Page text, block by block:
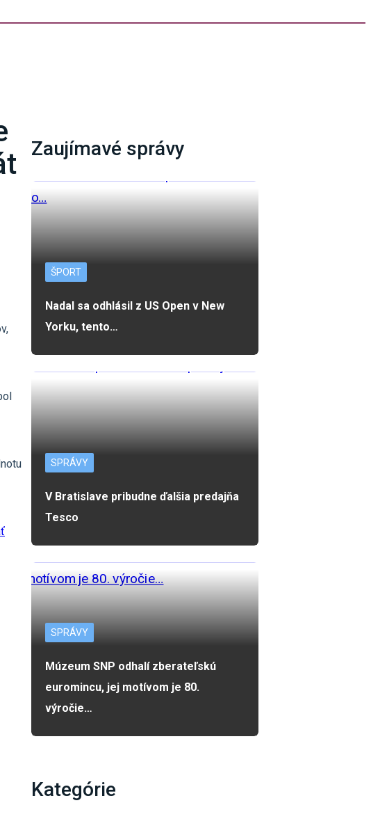
Zaujímavé správy
ŠPORT
Nadal sa odhlásil z US Open v New
Yorku, tento…
SPRÁVY
V Bratislave pribudne ďalšia predajňa
Tesco
SPRÁVY
Múzeum SNP odhalí zberateľskú
euromincu, jej motívom je 80.
výročie…
Kategórie